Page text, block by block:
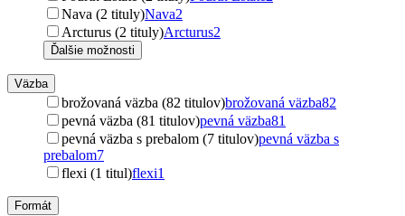
Nava (2 tituly)Nava2
Arcturus (2 tituly)Arcturus2
Ďalšie možnosti
Väzba
brožovaná väzba (82 titulov)brožovaná väzba82
pevná väzba (81 titulov)pevná väzba81
pevná väzba s prebalom (7 titulov)pevná väzba s
prebalom7
flexi (1 titul)flexi1
Formát